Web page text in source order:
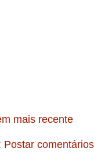
mais recente
Postar